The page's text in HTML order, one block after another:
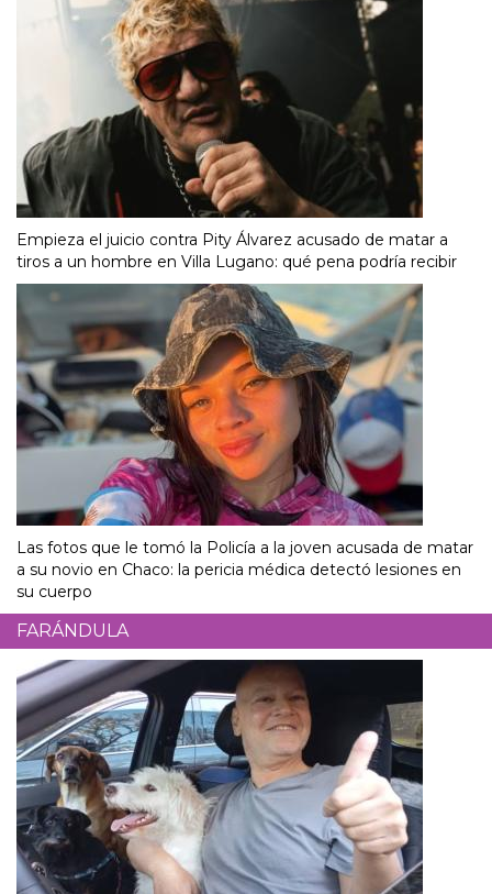
Empieza el juicio contra Pity Álvarez acusado de matar a
tiros a un hombre en Villa Lugano: qué pena podría recibir
Las fotos que le tomó la Policía a la joven acusada de matar
a su novio en Chaco: la pericia médica detectó lesiones en
su cuerpo
FARÁNDULA